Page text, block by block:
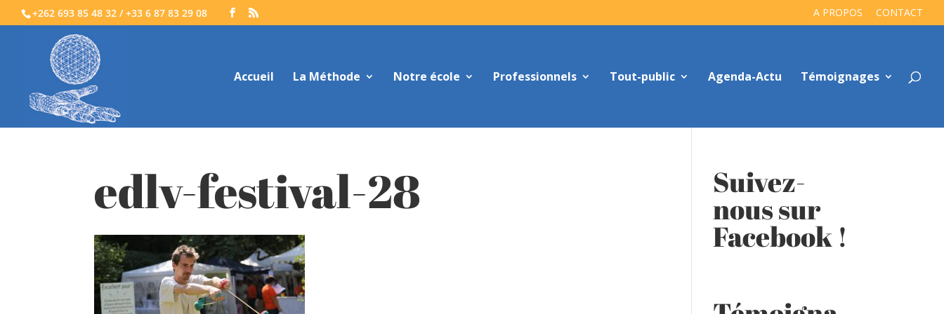
+262 693 85 48 32 / +33 6 87 83 29 08 A PROPOS CONTACT
Accueil La Méthode Notre école Professionnels Tout-public Agenda-Actu Témoignages
edlv-festival-28 Suivez-
nous sur
Facebook !